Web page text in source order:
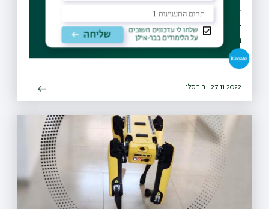
בית ספר רב תחומי לקיימות וסביבה נפתח
בבר-אילן
בית הספר מעודד אינטראקציה בין הסטודנטים בתוכניות השונות
ויקדם מחקרים משותפים חוצי דיסציפלינות
27.11.2022 | ב כסלו